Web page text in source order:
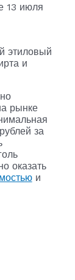
13 июля
этиловый
и
рынке
за
оказать
и